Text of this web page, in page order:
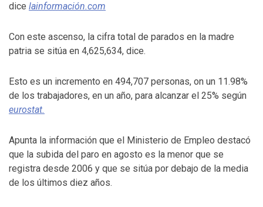
dice lainformación.com
Con este ascenso, la cifra total de parados en la madre
patria se sitúa en 4,625,634, dice.
Esto es un incremento en 494,707 personas, on un 11.98%
de los trabajadores, en un año, para alcanzar el 25% según
eurostat.
Apunta la información que el Ministerio de Empleo destacó
que la subida del paro en agosto es la menor que se
registra desde 2006 y que se sitúa por debajo de la media
de los últimos diez años.